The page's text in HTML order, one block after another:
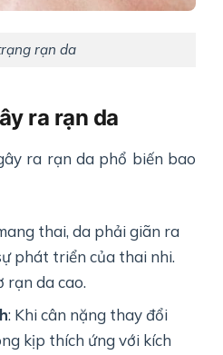
rạn da
ra rạn da
ra rạn da phổ biến bao
thai, da phải giãn ra
phát triển của thai nhi.
rạn da cao.
: Khi cân nặng thay đổi
kịp thích ứng với kích